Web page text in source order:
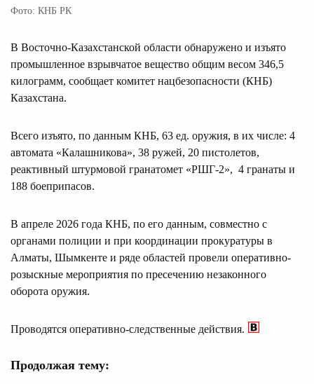
Фото: КНБ РК
В Восточно-Казахстанской области обнаружено и изъято
промышленное взрывчатое вещество общим весом 346,5
килограмм, сообщает комитет нацбезопасности (КНБ)
Казахстана.
Всего изъято, по данным КНБ, 63 ед. оружия, в их числе: 4
автомата «Калашникова», 38 ружей, 20 пистолетов,
реактивный штурмовой гранатомет «РШГ-2», 4 гранаты и
188 боеприпасов.
В апреле 2026 года КНБ, по его данным, совместно с
органами полиции и при координации прокуратуры в
Алматы, Шымкенте и ряде областей провели оперативно-
розыскные мероприятия по пресечению незаконного
оборота оружия.
Проводятся оперативно-следственные действия.
Продолжая тему: